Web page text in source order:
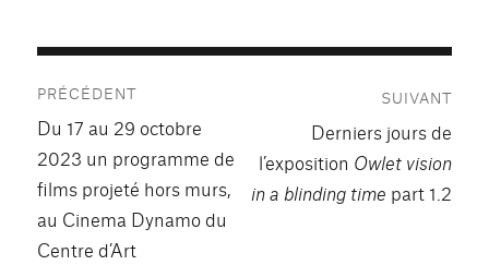
de
l’article
PRÉCÉDENT
Publication
précédente :
Du 17 au 29 octobre
2023 un programme de
films projeté hors murs,
au Cinema Dynamo du
Centre d’Art
SUIVANT
Publication
suivante :
Derniers jours de
l’exposition Owlet vision
in a blinding time part 1.2